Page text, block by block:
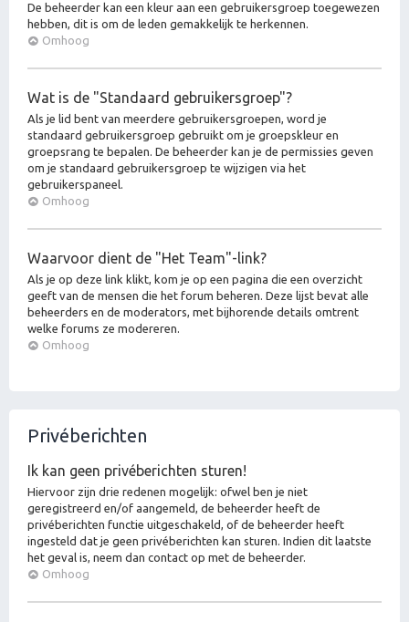
De beheerder kan een kleur aan een gebruikersgroep toegewezen
hebben, dit is om de leden gemakkelijk te herkennen.
Omhoog
Wat is de "Standaard gebruikersgroep"?
Als je lid bent van meerdere gebruikersgroepen, word je
standaard gebruikersgroep gebruikt om je groepskleur en
groepsrang te bepalen. De beheerder kan je de permissies geven
om je standaard gebruikersgroep te wijzigen via het
gebruikerspaneel.
Omhoog
Waarvoor dient de "Het Team"-link?
Als je op deze link klikt, kom je op een pagina die een overzicht
geeft van de mensen die het forum beheren. Deze lijst bevat alle
beheerders en de moderators, met bijhorende details omtrent
welke forums ze modereren.
Omhoog
Privéberichten
Ik kan geen privéberichten sturen!
Hiervoor zijn drie redenen mogelijk: ofwel ben je niet
geregistreerd en/of aangemeld, de beheerder heeft de
privéberichten functie uitgeschakeld, of de beheerder heeft
ingesteld dat je geen privéberichten kan sturen. Indien dit laatste
het geval is, neem dan contact op met de beheerder.
Omhoog